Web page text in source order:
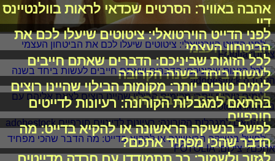
אהבה באוויר: הסרטים שכדאי לראות בוולנטיינס
דיי
לפני הדייט הוירטואלי: ציטוטים שיעלו לכם את
הביטחון העצמי
לכל הזוגות שביניכם: הדברים שאתם חייבים
לעשות ביחד בשנה הקרובה
לימים טובים יותר: מקומות הבילוי שהיינו רוצים
לצאת אליהם עם בני הזוג
בהתאם למגבלות הקורונה: רעיונות לדייטים
חורפיים
לפשל בנשיקה הראשונה או להקיא בדייט: מה
הדבר שהכי מפחיד אתכם?